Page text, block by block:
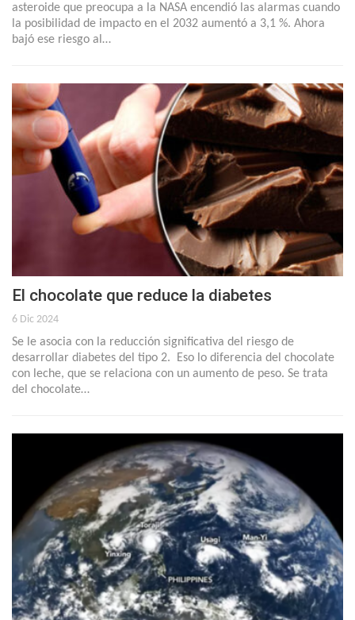
asteroide que preocupa a la NASA encendió las alarmas cuando
la posibilidad de impacto en el 2032 aumentó a 3,1 %. Ahora
bajó ese riesgo al…
El chocolate que reduce la diabetes
6 Dic 2024
Se le asocia con la reducción significativa del riesgo de
desarrollar diabetes del tipo 2. Eso lo diferencia del chocolate
con leche, que se relaciona con un aumento de peso. Se trata
del chocolate…